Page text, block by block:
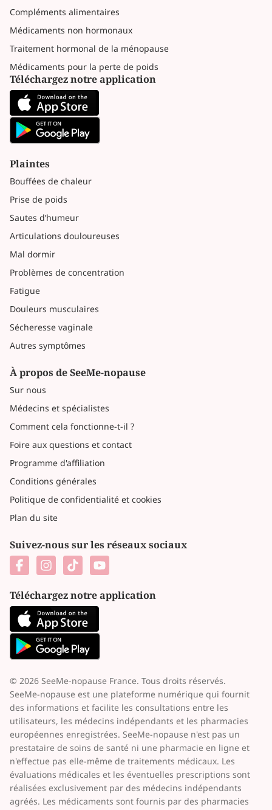
Compléments alimentaires
Médicaments non hormonaux
Traitement hormonal de la ménopause
Médicaments pour la perte de poids
Téléchargez notre application
Plaintes
Bouffées de chaleur
Prise de poids
Sautes d’humeur
Articulations douloureuses
Mal dormir
Problèmes de concentration
Fatigue
Douleurs musculaires
Sécheresse vaginale
Autres symptômes
À propos de SeeMe-nopause
Sur nous
Médecins et spécialistes
Comment cela fonctionne-t-il ?
Foire aux questions et contact
Programme d'affiliation
Conditions générales
Politique de confidentialité et cookies
Plan du site
Suivez-nous sur les réseaux sociaux
Téléchargez notre application
© 2026 SeeMe-nopause France. Tous droits réservés.
SeeMe-nopause est une plateforme numérique qui fournit
des informations et facilite les consultations entre les
utilisateurs, les médecins indépendants et les pharmacies
européennes enregistrées. SeeMe-nopause n'est pas un
prestataire de soins de santé ni une pharmacie en ligne et
n'effectue pas elle-même de traitements médicaux. Les
évaluations médicales et les éventuelles prescriptions sont
réalisées exclusivement par des médecins indépendants
agréés. Les médicaments sont fournis par des pharmacies